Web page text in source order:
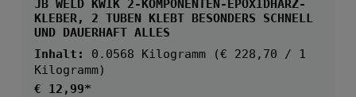
JB WELD KWIK 2-KOMPONENTEN-EPOXIDHARZ-
KLEBER, 2 TUBEN KLEBT BESONDERS SCHNELL
UND DAUERHAFT ALLES
Inhalt: 0.0568 Kilogramm
(€ 228,70 / 1
Kilogramm)
Regulärer Preis:
€ 12,99*